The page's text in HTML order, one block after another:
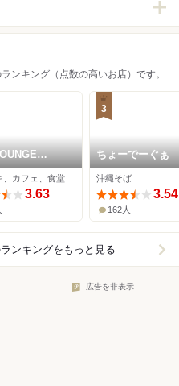
ンキング（点数の高いお店）です。
、カフェ、食堂
3.63
3
ちょーでーぐぁ
沖縄そば
3.54
162人
ンキングをもっと見る
広告を非表示